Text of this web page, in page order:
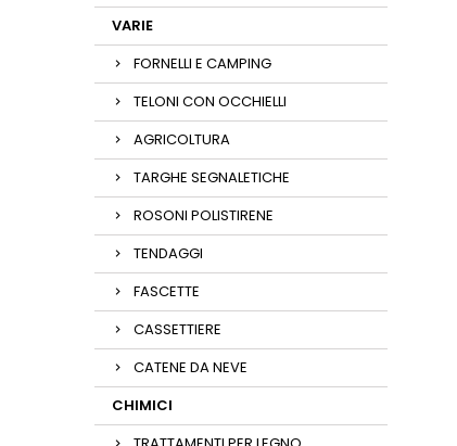
VARIE
FORNELLI E CAMPING
TELONI CON OCCHIELLI
AGRICOLTURA
TARGHE SEGNALETICHE
ROSONI POLISTIRENE
TENDAGGI
FASCETTE
CASSETTIERE
CATENE DA NEVE
CHIMICI